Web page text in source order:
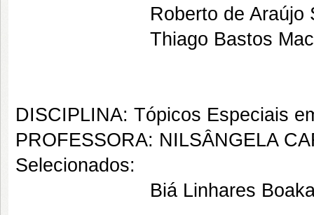
Roberto de Araújo
Thiago Bastos
DISCIPLINA: Tópicos Especiais
PROFESSORA: NILSÂNGELA
Selecionados:
Biá Linhares